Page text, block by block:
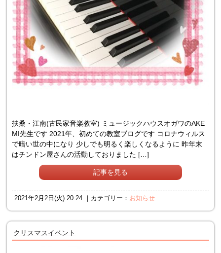
扶桑・江南(古民家音楽教室) ミュージックハウスオガワのAKE
MI先生です 2021年、初めての教室ブログです コロナウィルス
で暗い世の中になり 少しでも明るく楽しくなるように 昨年末
はチンドン屋さんの活動しておりました […]
記事を見る
2021年2月2日(火) 20:24 ｜カテゴリー： お知らせ
クリスマスイベント